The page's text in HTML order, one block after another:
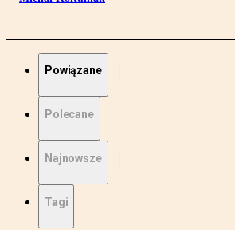
Powiązane
Polecane
Najnowsze
Tagi